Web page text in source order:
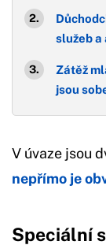
služeb a
Zátěž
jsou
V úvaze jsou
nepřímo je
Speciální